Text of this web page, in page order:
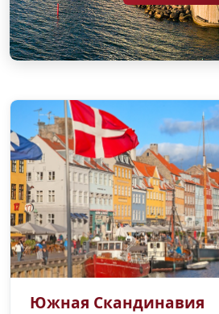
Южная Скандинавия